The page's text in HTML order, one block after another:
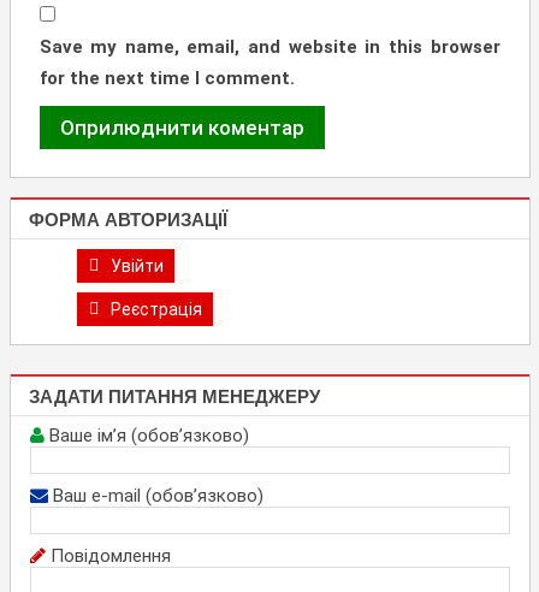
Save my name, email, and website in this browser
for the next time I comment.
ФОРМА АВТОРИЗАЦІЇ
Увійти
Реєстрація
ЗАДАТИ ПИТАННЯ МЕНЕДЖЕРУ
Ваше ім’я (обов’язково)
Ваш e-mail (обов’язково)
Повідомлення